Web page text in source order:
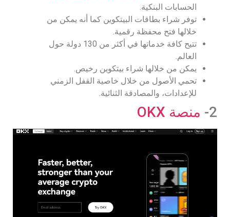
الحسابات البنكية.
توفر شراء بطاقات البيتكوين كما أنه يمكن من
خلالها فتح محفظة رقمية.
تتيح كافة خدماتها في أكثر من 130 دولة حول
العالم.
يمكن من خلالها شراء بيتكوين رخيص.
تحمي الأصول من خلال خاصية القفل الزمني
للإعدادات، والمصادقة الثنائية.
2- منصة OKX